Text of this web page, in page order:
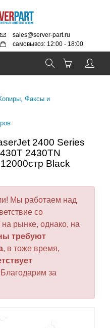
sales@server-part.ru
самовывоз: 12:00 - 18:00
Факсы и
2400 Series
2430TN
Black
Мы работаем над
со
рынке, однако, на
требуют
, в тоже время,
Благодарим за